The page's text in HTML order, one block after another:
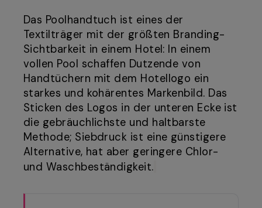
Das Poolhandtuch ist eines der
Textilträger mit der größten Branding-
Sichtbarkeit in einem Hotel: In einem
vollen Pool schaffen Dutzende von
Handtüchern mit dem Hotellogo ein
starkes und kohärentes Markenbild. Das
Sticken des Logos in der unteren Ecke ist
die gebräuchlichste und haltbarste
Methode; Siebdruck ist eine günstigere
Alternative, hat aber geringere Chlor-
und Waschbeständigkeit.